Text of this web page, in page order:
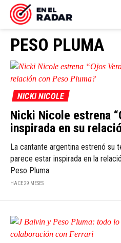
PESO PLUMA
NICKI NICOLE
Nicki Nicole estrena
inspirada en su
La cantante argentina estrenó su
parece estar inspirada en la
Peso Pluma.
HACE 29 MESES